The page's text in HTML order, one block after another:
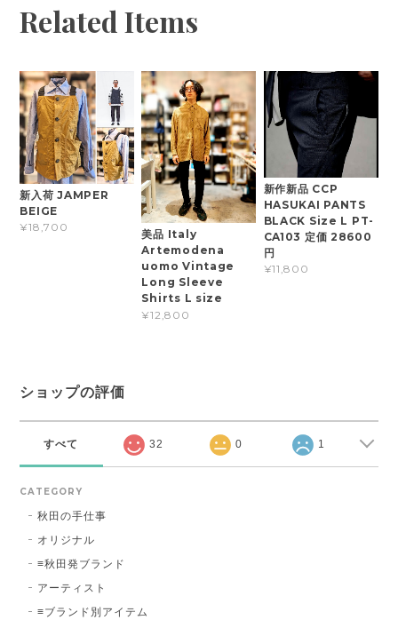
Related Items
新入荷 JAMPER
BEIGE
¥18,700
美品 Italy
Artemodena
uomo Vintage
Long Sleeve
Shirts L size
¥12,800
新作新品 CCP
HASUKAI PANTS
BLACK Size L PT-
CA103 定価 28600
円
¥11,800
ショップの評価
すべて 32 0 1
CATEGORY
秋田の手仕事
オリジナル
≡秋田発ブランド
アーティスト
≡ブランド別アイテム